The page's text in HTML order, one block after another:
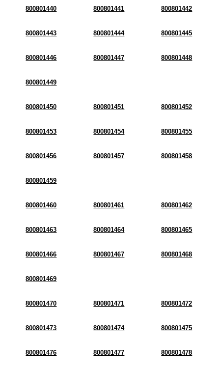
800801440 800801441 800801442
800801443 800801444 800801445
800801446 800801447 800801448
800801449
800801450 800801451 800801452
800801453 800801454 800801455
800801456 800801457 800801458
800801459
800801460 800801461 800801462
800801463 800801464 800801465
800801466 800801467 800801468
800801469
800801470 800801471 800801472
800801473 800801474 800801475
800801476 800801477 800801478